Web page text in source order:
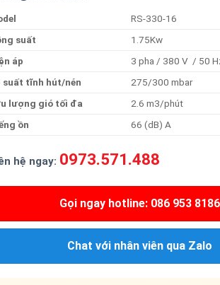
RS-330-16
suất
1.75Kw
áp
3 pha / 380 V / 50
suất tĩnh hút/nén
275/300 mbar
lượng gió tối đa
2.6 m3/phút
ồn 66 (dB) A
hệ ngay: 0973.571.488
Gọi ngay hotline: 086 953 8186
Chat với nhân viên qua Zalo